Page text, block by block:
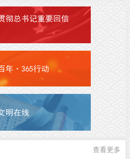
彻总书记重要回信
年·365行动
明在线
查看更多